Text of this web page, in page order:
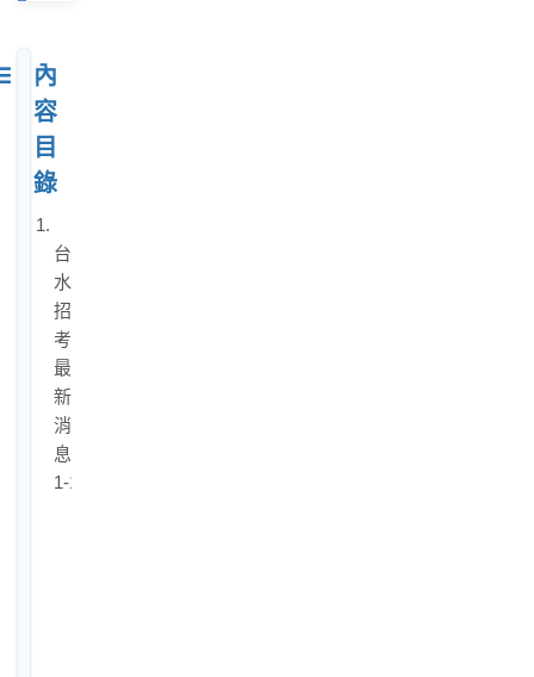
內
容
目
錄
1.
台
水
招
考
最
新
消
息
1-1.